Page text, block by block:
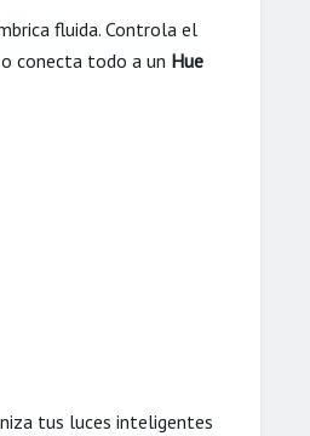
fluida. Controla el
conecta todo a un Hue
tus luces inteligentes